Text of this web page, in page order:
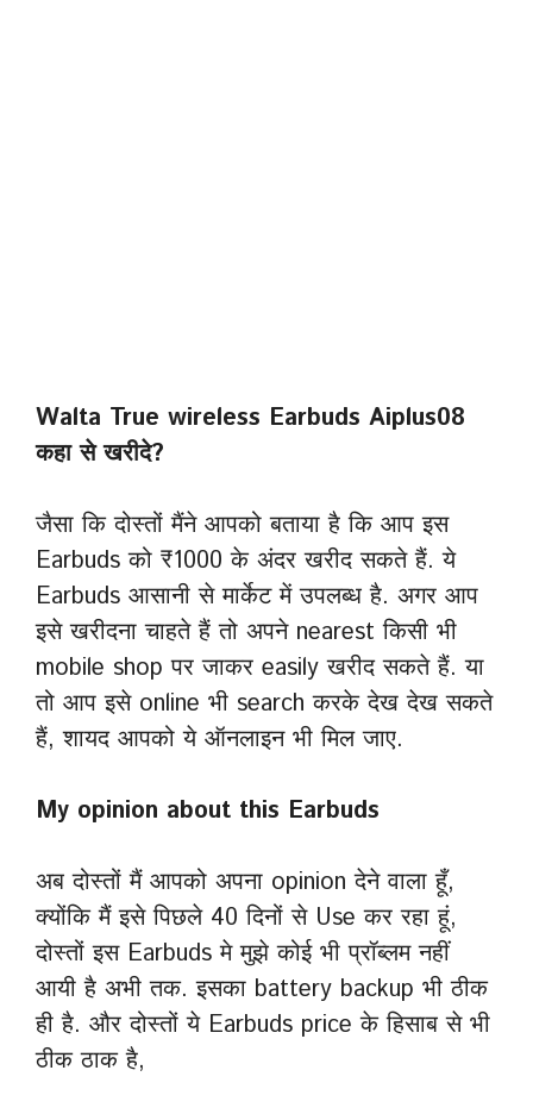
Walta True wireless Earbuds Aiplus08
कहा से खरीदे?
जैसा कि दोस्तों मैंने आपको बताया है कि आप इस
Earbuds को ₹1000 के अंदर खरीद सकते हैं. ये
Earbuds आसानी से मार्केट में उपलब्ध है. अगर आप
इसे खरीदना चाहते हैं तो अपने nearest किसी भी
mobile shop पर जाकर easily खरीद सकते हैं. या
तो आप इसे online भी search करके देख देख सकते
हैं, शायद आपको ये ऑनलाइन भी मिल जाए.
My opinion about this Earbuds
अब दोस्तों मैं आपको अपना opinion देने वाला हूँ,
क्योंकि मैं इसे पिछले 40 दिनों से Use कर रहा हूं,
दोस्तों इस Earbuds मे मुझे कोई भी प्रॉब्लम नहीं
आयी है अभी तक. इसका battery backup भी ठीक
ही है. और दोस्तों ये Earbuds price के हिसाब से भी
ठीक ठाक है,